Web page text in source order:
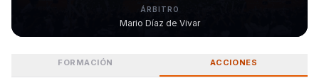
ÁRBITRO
Mario Díaz de Vivar
FORMACIÓN ACCIONES